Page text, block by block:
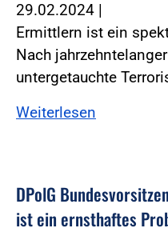
29.02.2024 |
Ermittlern ist ein
Nach
untergetauchte
Weiterlesen
DPolG
ist ein ernsthaftes